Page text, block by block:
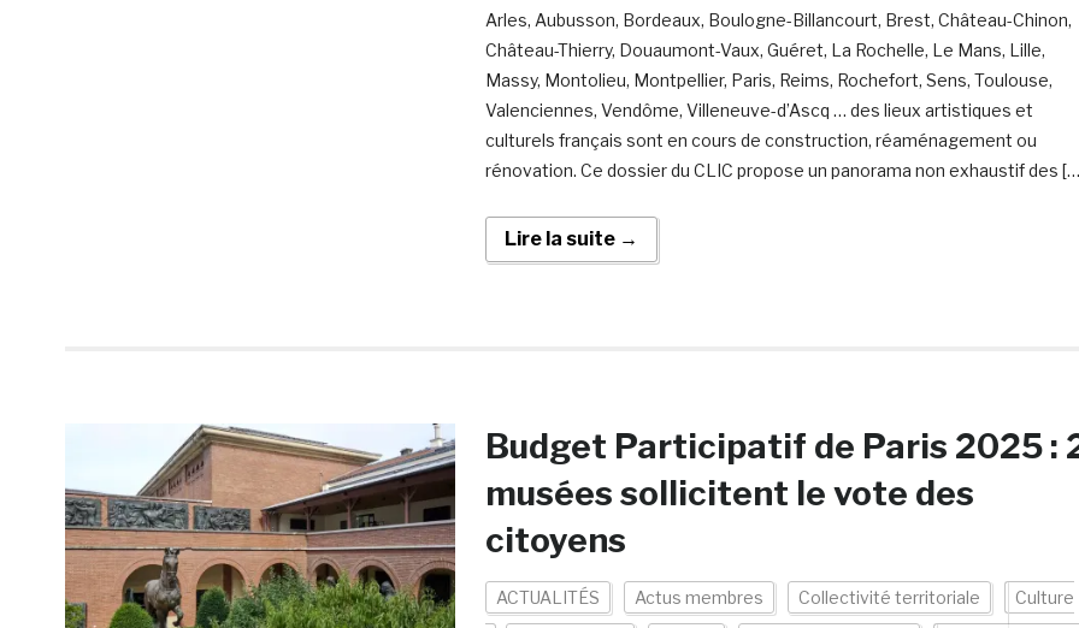
Arles, Aubusson, Bordeaux, Boulogne-Billancourt, Brest, Château-Chinon,
Château-Thierry, Douaumont-Vaux, Guéret, La Rochelle, Le Mans, Lille,
Massy, Montolieu, Montpellier, Paris, Reims, Rochefort, Sens, Toulouse,
Valenciennes, Vendôme, Villeneuve-d’Ascq … des lieux artistiques et
culturels français sont en cours de construction, réaménagement ou
rénovation. Ce dossier du CLIC propose un panorama non exhaustif des
Lire la suite →
Budget Participatif de Paris 2025 :
musées sollicitent le vote des
citoyens
ACTUALITÉS Actus membres Collectivité territoriale Culture